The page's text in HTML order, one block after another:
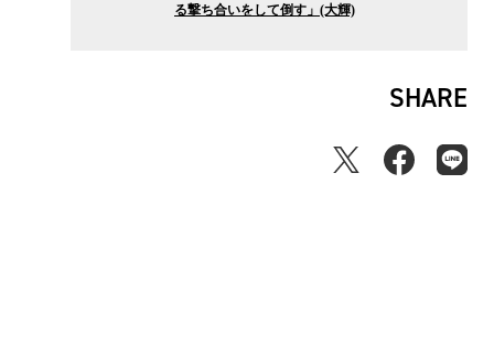
る撃ち合いをして倒す」(大輝)
SHARE